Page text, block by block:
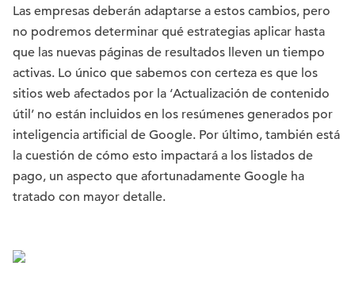
Las empresas deberán adaptarse a estos cambios, pero
no podremos determinar qué estrategias aplicar hasta
que las nuevas páginas de resultados lleven un tiempo
activas. Lo único que sabemos con certeza es que los
sitios web afectados por la ‘Actualización de contenido
útil’ no están incluidos en los resúmenes generados por
inteligencia artificial de Google. Por último, también está
la cuestión de cómo esto impactará a los listados de
pago, un aspecto que afortunadamente Google ha
tratado con mayor detalle.